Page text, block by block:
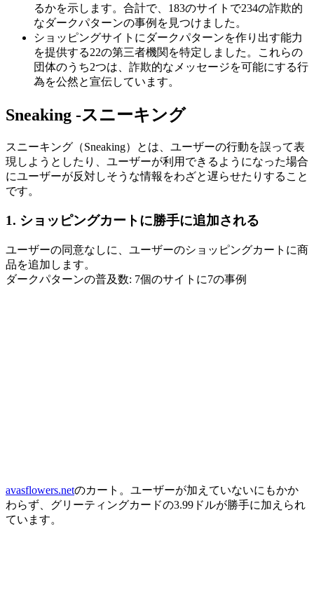
るかを示します。合計で、183のサイトで234の詐欺的
なダークパターンの事例を見つけました。
ショッピングサイトにダークパターンを作り出す能力
を提供する22の第三者機関を特定しました。これらの
団体のうち2つは、詐欺的なメッセージを可能にする行
為を公然と宣伝しています。
Sneaking -スニーキング
スニーキング（Sneaking）とは、ユーザーの行動を誤って表
現しようとしたり、ユーザーが利用できるようになった場合
にユーザーが反対しそうな情報をわざと遅らせたりすること
です。
1. ショッピングカートに勝手に追加される
ユーザーの同意なしに、ユーザーのショッピングカートに商
品を追加します。
ダークパターンの普及数: 7個のサイトに7の事例
avasflowers.netのカート。ユーザーが加えていないにもかか
わらず、グリーティングカードの3.99ドルが勝手に加えられ
ています。